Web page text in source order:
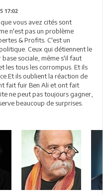
17:02
vous avez cités sont
n'est pas un problème
& Profits. C'est un
Ceux qui détiennent le
sociale, même s'il faut
les tous les corrompus. Et ils
ils oublient la réaction de
fait fuir Ben Ali et ont fait
ne peut pas toujours gagner,
beaucoup de surprises.